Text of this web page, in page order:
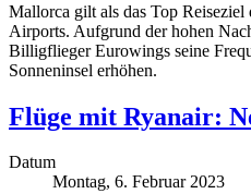
Mallorca gilt als das Top Reiseziel
Airports. Aufgrund der hohen
Billigflieger Eurowings seine
Sonneninsel erhöhen.
Flüge mit Ryanair:
Datum
Montag, 6. Februar 2023